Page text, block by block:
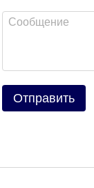
Отправить